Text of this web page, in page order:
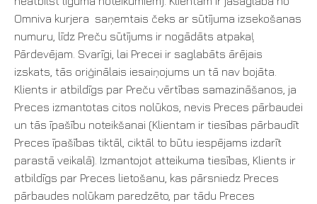
Omniva kurjera saņemtais čeks ar sūtījuma izsekošanas
numuru, līdz Preču sūtījums ir nogādāts atpakaļ
Pārdevējam. Svarīgi, lai Precei ir saglabāts ārējais
izskats, tās oriģinālais iesaiņojums un tā nav bojāta.
Klients ir atbildīgs par Preču vērtības samazināšanos, ja
Preces izmantotas citos nolūkos, nevis Preces pārbaudei
un tās īpašību noteikšanai (Klientam ir tiesības pārbaudīt
Preces īpašības tiktāl, ciktāl to būtu iespējams izdarīt
parastā veikalā). Izmantojot atteikuma tiesības, Klients ir
atbildīgs par Preces lietošanu, kas pārsniedz Preces
pārbaudes nolūkam paredzēto, par tādu Preces